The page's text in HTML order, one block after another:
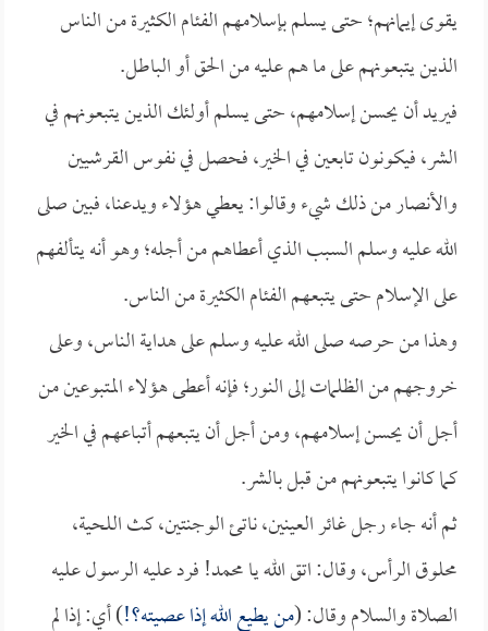
يقوى إيمانهم؛ حتى يسلم بإسلامهم الفئام الكثيرة من الناس
الذين يتبعونهم على ما هم عليه من الحق أو الباطل.
فيريد أن يحسن إسلامهم، حتى يسلم أولئك الذين يتبعونهم في
الشر، فيكونون تابعين في الخير، فحصل في نفوس القرشيين
والأنصار من ذلك شيء وقالوا: يعطي هؤلاء ويدعنا، فبين صلى
الله عليه وسلم السبب الذي أعطاهم من أجله؛ وهو أنه يتألفهم
على الإسلام حتى يتبعهم الفئام الكثيرة من الناس.
وهذا من حرصه صلى الله عليه وسلم على هداية الناس، وعلى
خروجهم من الظلمات إلى النور؛ فإنه أعطى هؤلاء المتبوعين من
أجل أن يحسن إسلامهم، ومن أجل أن يتبعهم أتباعهم في الخير
كما كانوا يتبعونهم من قبل بالشر.
ثم أنه جاء رجل غائر العينين، ناتئ الوجنتين، كث اللحية،
محلوق الرأس، وقال: اتق الله يا محمد! فرد عليه الرسول عليه
الصلاة والسلام وقال: (من يطيع الله إذا عصيته؟!) أي: إذا لم